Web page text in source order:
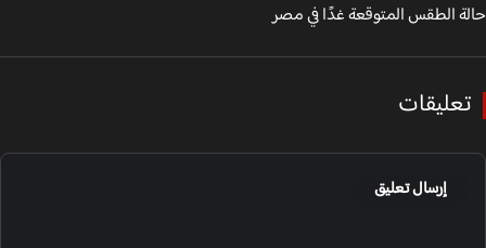
الطقس المتوقعة غدًا في مصر
إرسال تعليق